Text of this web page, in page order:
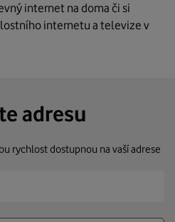
internet na doma či si
internetu a televize v
adresu
rychlost dostupnou na vaší adrese